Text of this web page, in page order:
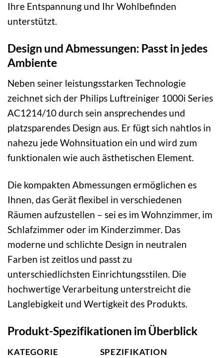
Ihre Entspannung und Ihr Wohlbefinden
unterstützt.
Design und Abmessungen: Passt in jedes
Ambiente
Neben seiner leistungsstarken Technologie
zeichnet sich der Philips Luftreiniger 1000i Series
AC1214/10 durch sein ansprechendes und
platzsparendes Design aus. Er fügt sich nahtlos in
nahezu jede Wohnsituation ein und wird zum
funktionalen wie auch ästhetischen Element.
Die kompakten Abmessungen ermöglichen es
Ihnen, das Gerät flexibel in verschiedenen
Räumen aufzustellen – sei es im Wohnzimmer, im
Schlafzimmer oder im Kinderzimmer. Das
moderne und schlichte Design in neutralen
Farben ist zeitlos und passt zu
unterschiedlichsten Einrichtungsstilen. Die
hochwertige Verarbeitung unterstreicht die
Langlebigkeit und Wertigkeit des Produkts.
Produkt-Spezifikationen im Überblick
KATEGORIE SPEZIFIKATION